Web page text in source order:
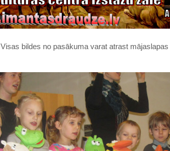
Visas bildes no pasākuma varat atrast mājaslapas